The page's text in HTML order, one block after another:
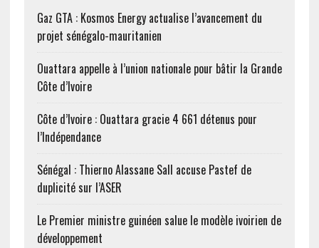
Gaz GTA : Kosmos Energy actualise l’avancement du
projet sénégalo-mauritanien
Ouattara appelle à l’union nationale pour bâtir la Grande
Côte d’Ivoire
Côte d’Ivoire : Ouattara gracie 4 661 détenus pour
l’Indépendance
Sénégal : Thierno Alassane Sall accuse Pastef de
duplicité sur l’ASER
Le Premier ministre guinéen salue le modèle ivoirien de
développement